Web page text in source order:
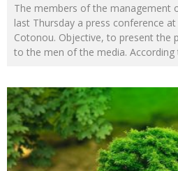
The members of the management
last Thursday a press conference
Cotonou. Objective, to present the
to the men of the media. According